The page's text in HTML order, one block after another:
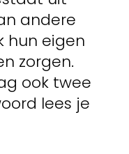
andere
hun eigen
zorgen.
ook twee
lees je